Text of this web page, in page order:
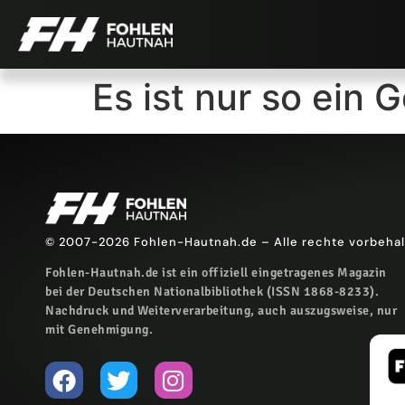
Es ist nur so ein
© 2007-2026 Fohlen-Hautnah.de – Alle rechte
Fohlen-Hautnah.de ist ein offiziell eingetragenes Magazin
bei der Deutschen Nationalbibliothek (ISSN 1868-8233).
Nachdruck und Weiterverarbeitung, auch auszugsweise, nur
mit Genehmigung.